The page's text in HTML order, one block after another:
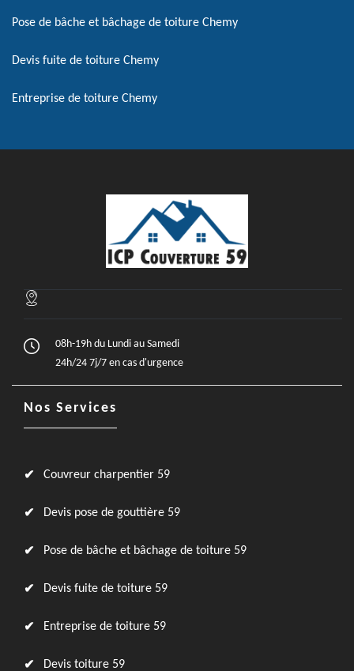
Pose de bâche et bâchage de toiture Chemy
Devis fuite de toiture Chemy
Entreprise de toiture Chemy
08h-19h du Lundi au Samedi
24h/24 7j/7 en cas d'urgence
Nos Services
Couvreur charpentier 59
Devis pose de gouttière 59
Pose de bâche et bâchage de toiture 59
Devis fuite de toiture 59
Entreprise de toiture 59
Devis toiture 59